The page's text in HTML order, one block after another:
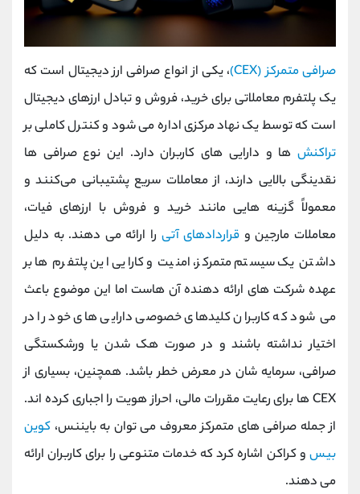
صرافی متمرکز (CEX)
، یکی از انواع صرافی ارز دیجیتال است که
یک پلتفرم معاملاتی برای خرید، فروش و تبادل ارزهای دیجیتال
است که توسط یک نهاد مرکزی اداره می ‌شود و کنترل کاملی بر
تراکنش ‌ها و دارایی ‌های کاربران دارد. این نوع صرافی ‌ها
نقدینگی بالایی دارند، از معاملات سریع پشتیبانی می‌کنند و
معمولاً گزینه ‌هایی مانند خرید و فروش با ارزهای فیات،
معاملات مارجین و قراردادهای آتی را ارائه می ‌دهند. به دلیل
داشتن یک سیستم متمرکز، امنیت و کارایی این پلتفرم ‌ها بر
عهده شرکت ‌های ارائه‌ دهنده آن ‌هاست اما این موضوع باعث
می‌ شود که کاربران کلیدهای خصوصی دارایی ‌های خود را در
اختیار نداشته باشند و در صورت هک شدن یا ورشکستگی
صرافی، سرمایه ‌شان در معرض خطر باشد. همچنین، بسیاری از
CEX ها برای رعایت مقررات مالی، احراز هویت را اجباری کرده ‌اند.
از جمله صرافی ‌های متمرکز معروف می ‌توان به بایننس، کوین
‌بیس و کراکن اشاره کرد که خدمات متنوعی را برای کاربران ارائه
می ‌دهند.